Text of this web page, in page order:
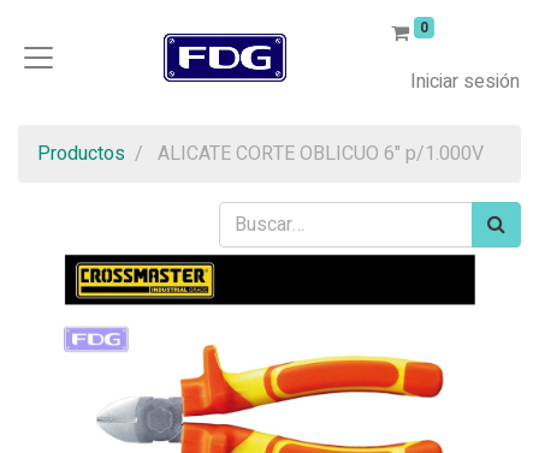
0
Iniciar sesión
Productos ALICATE CORTE OBLICUO 6" p/1.000V